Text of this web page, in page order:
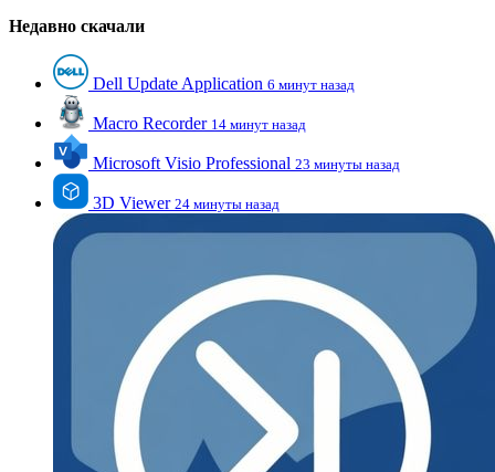
Недавно скачали
Dell Update Application 6 минут назад
Macro Recorder 14 минут назад
Microsoft Visio Professional 23 минуты назад
3D Viewer 24 минуты назад